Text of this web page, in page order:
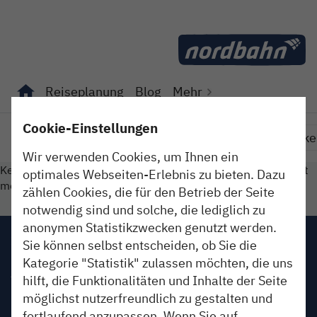
Reiseplanung
Unterseiten von "Reiseplanung" anzeigen
Blog Mehr
Erleben So isses Fundstücke
Keinen Beitrag gefunden. Oder der gesuchte Beitrag ist nicht
mehr online.
Impressum
AGB
Datenschutz
Cookie-Einstellungen
Wir verwenden Cookies, um Ihnen ein
optimales Webseiten-Erlebnis zu bieten. Dazu
zählen Cookies, die für den Betrieb der Seite
notwendig sind und solche, die lediglich zu
anonymen Statistikzwecken genutzt werden.
Sie können selbst entscheiden, ob Sie die
Kategorie "Statistik" zulassen möchten, die uns
hilft, die Funktionalitäten und Inhalte der Seite
möglichst nutzerfreundlich zu gestalten und